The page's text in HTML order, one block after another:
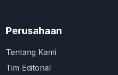
Perusahaan
Tentang Kami
Tim Editorial